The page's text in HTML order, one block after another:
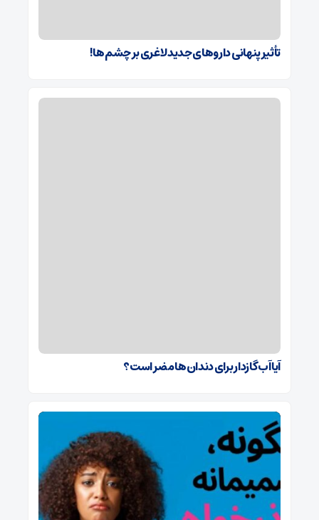
تأثیر پنهانی داروهای جدید لاغری بر چشم‌ها!
آیا آب گازدار برای دندان‌ها مضر است؟